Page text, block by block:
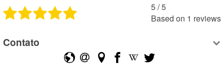
5 /5
Based on 1 reviews
Contato